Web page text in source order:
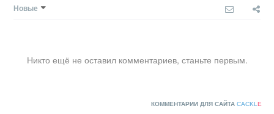
Новые
Никто ещё не оставил комментариев, станьте первым.
КОММЕНТАРИИ ДЛЯ САЙТА CACKL E